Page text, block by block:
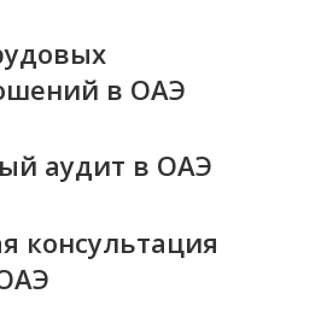
в ОАЭ
аудит в ОАЭ
консультация